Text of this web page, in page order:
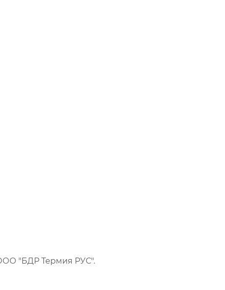
"БДР Термия РУС".